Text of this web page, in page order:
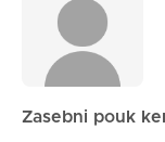
vam pomagamo
začnimo se
Zasebni pouk